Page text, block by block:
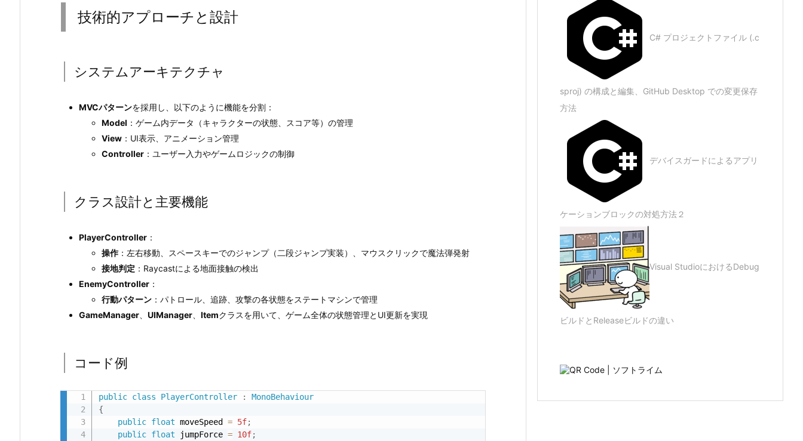
技術的アプローチと設計
システムアーキテクチャ
MVCパターンを採用し、以下のように機能を分割：
Model ：ゲーム内データ（キャラクターの状態、スコア等）の管理
View ：UI表示、アニメーション管理
Controller ：ユーザー入力やゲームロジックの制御
クラス設計と主要機能
PlayerController ：
操作 ：左右移動、スペースキーでのジャンプ（二段ジャンプ実装）、マウスクリックで魔法弾発射
接地判定 ：Raycastによる地面接触の検出
EnemyController ：
行動パターン ：パトロール、追跡、攻撃の各状態をステートマシンで管理
GameManager
UIManager Itemクラスを用いて、ゲーム全体の状態管理とUI更新を実現
コード例
public class PlayerController :
MonoBehaviour
{
public float moveSpeed = 5f;
public float jumpForce = 10f;
C# プロジェクトファイル (.c
sproj) の構成と編集、GitHub Desktop での変更保存
方法
デバイスガードによるアプリ
ケーションブロックの対処方法２
Visual StudioにおけるDebug
ビルドとReleaseビルドの違い